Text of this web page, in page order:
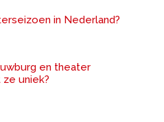
in Nederland?
en theater
uniek?